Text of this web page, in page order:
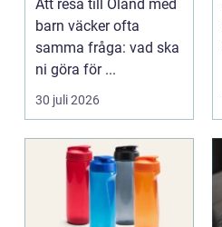
Att resa till Öland med
barn väcker ofta
samma fråga: vad ska
ni göra för ...
30 juli 2026